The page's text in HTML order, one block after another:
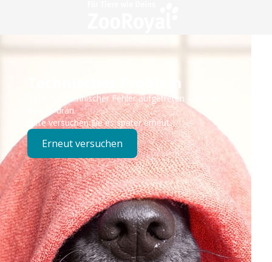
Technisches Problem
Es ist ein technischer Fehler aufgetreten – wir sind
bereits dran.
Bitte versuchen Sie es später erneut.
Erneut versuchen